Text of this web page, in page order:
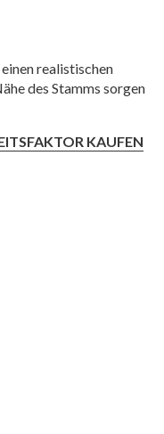
realistischen
des Stamms sorgen
KAUFEN